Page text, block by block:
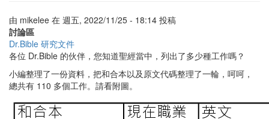
由 mikelee 在 週五, 2022/11/25 - 18:14 投稿
討論區
Dr.Bible 研究文件
各位 Dr.Bible 的伙伴，您知道聖經當中，列出了多少種工作嗎？
小編整理了一份資料，把和合本以及原文代碼整理了一輪，呵呵，
總共有 110 多個工作。請看附圖。